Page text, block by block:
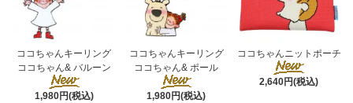
ココちゃんキーリング
ココちゃん& バルーン
1,980円(税込)
ココちゃんキーリング
ココちゃん& ポール
1,980円(税込)
ココちゃんニットポーチ
2,640円(税込)